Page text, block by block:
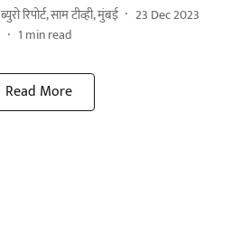
ब्युरो रिपोर्ट, साम टीव्ही, मुंबई
23 Dec 2023
1 min read
Read More